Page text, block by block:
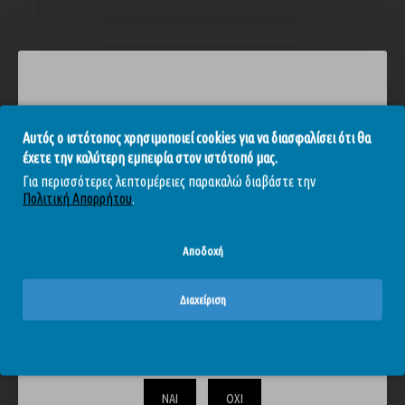
Αυτός ο ιστότοπος χρησιμοποιεί cookies για να διασφαλίσει ότι θα
έχετε την καλύτερη εμπειρία στον ιστότοπό μας.
Για περισσότερες λεπτομέρειες παρακαλώ διαβάστε την
Πολιτική Απορρήτου.
Αποδοχή
Διαχείριση
Το περιεχόμενο του απευθύνεται αυστηρά και μόνο σε
ΝΑΙ ΟΧΙ
Στραπ ον με δόνηση